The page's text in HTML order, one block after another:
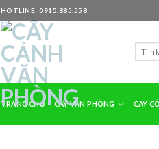
HOTLINE: 0915.885.558
TRANG CHỦ CÂY VĂN PHÒNG CÂY